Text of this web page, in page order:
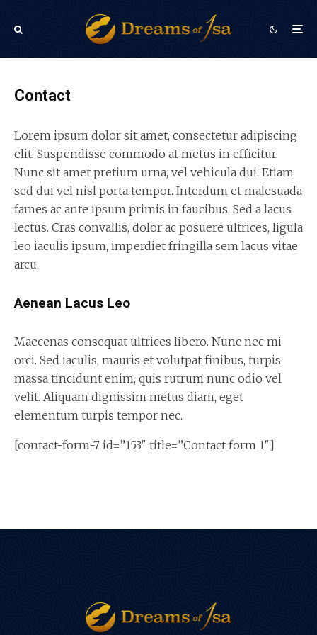
Contact
Lorem ipsum dolor sit amet, consectetur adipiscing
elit. Suspendisse commodo at metus in efficitur.
Nunc sit amet pretium urna, vel vehicula dui. Etiam
sed dui vel nisl porta tempor. Interdum et malesuada
fames ac ante ipsum primis in faucibus. Sed a lacus
lectus. Cras convallis, dolor ac posuere ultrices, ligula
leo iaculis ipsum, imperdiet fringilla sem lacus vitae
arcu.
Aenean Lacus Leo
Maecenas consequat ultrices libero. Nunc nec mi
orci. Sed iaculis, mauris et volutpat finibus, turpis
massa tincidunt enim, quis rutrum nunc odio vel
velit. Aliquam dignissim metus diam, eget
elementum turpis tempor nec.
[contact-form-7 id=”153″ title=”Contact form 1″]